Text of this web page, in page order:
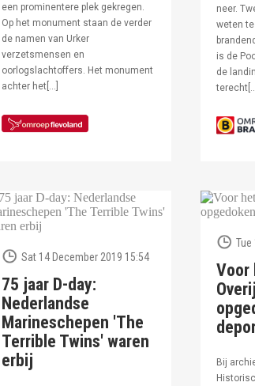
een prominentere plek gekregen.
Op het monument staan de verder
de namen van Urker
verzetsmensen en
oorlogslachtoffers. Het monument
achter het[…]
neer.
weten
is de
de
Sat 14 December 2019 15:54
75 jaar D-day:
Nederlandse
Marineschepen 'The
Terrible Twins' waren
erbij
Tue
Voor
Bij